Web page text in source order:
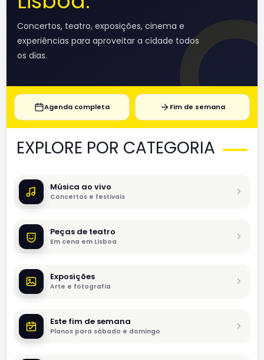
Concertos, teatro, exposições, cinema e
experiências para aproveitar a cidade todos
os dias.
Agenda completa Fim de semana
EXPLORE POR CATEGORIA
Música ao vivo
Concertos e festivais
Peças de teatro
Em cena em Lisboa
Exposições
Arte e fotografia
Este fim de semana
Planos para sábado e domingo